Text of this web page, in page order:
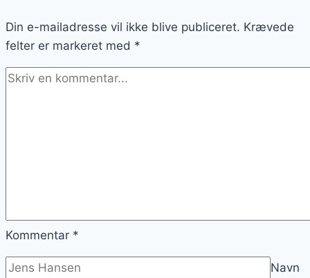
Din e-mailadresse vil ikke blive publiceret. Krævede
felter er markeret med *
Kommentar *
Navn